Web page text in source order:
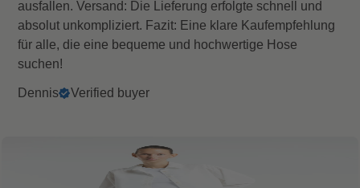
ausfallen. Versand: Die Lieferung erfolgte schnell und
absolut unkompliziert. Fazit: Eine klare Kaufempfehlung
für alle, die eine bequeme und hochwertige Hose
suchen!
Dennis Verified buyer